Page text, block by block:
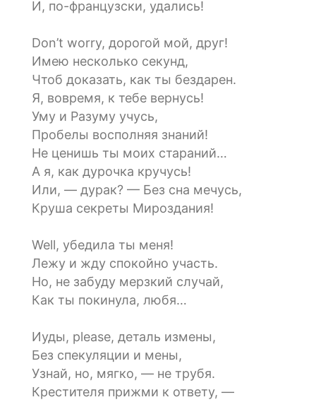
И, по-французски, удались!
Don’t worry, дорогой мой, друг!
Имею несколько секунд,
Чтоб доказать, как ты бездарен.
Я, вовремя, к тебе вернусь!
Уму и Разуму учусь,
Пробелы восполняя знаний!
Не ценишь ты моих стараний…
А я, как дурочка кручусь!
Или, — дурак? — Без сна мечусь,
Круша секреты Мироздания!
Well, убедила ты меня!
Лежу и жду спокойно участь.
Но, не забуду мерзкий случай,
Как ты покинула, любя…
Иуды, please, деталь измены,
Без спекуляции и мены,
Узнай, но, мягко, — не трубя.
Крестителя прижми к ответу, —